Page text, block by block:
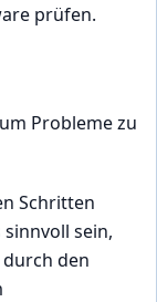
prüfen.
Probleme zu
Schritten
sein,
den